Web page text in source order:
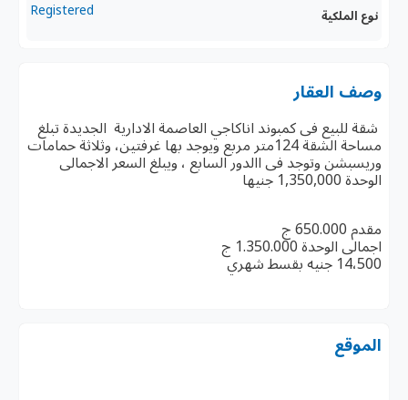
نوع الملكية Registered
وصف العقار
شقة للبيع فى كمبوند اناكاجي العاصمة الادارية الجديدة تبلغ
مساحة الشقة 124متر مربع ويوجد بها غرفتين، وثلاثة حمامات
وريسبشن وتوجد فى االدور السابع ، ويبلغ السعر الاجمالى
الوحدة 1,350,000 جنيها
مقدم 650.000 ج
اجمالى الوحدة 1.350.000 ج
14،500 جنيه بقسط شهري
الموقع